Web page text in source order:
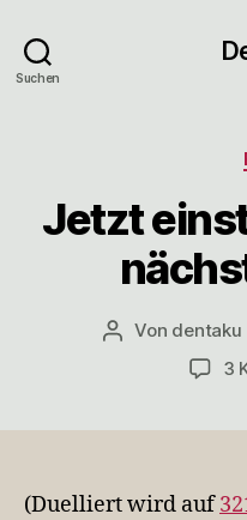
Suchen
Jetzt
Beitragsautor
Von dentaku
3
(Duelliert wird auf